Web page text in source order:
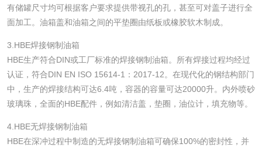
有储罐尺寸均可根据客户要求提供带视孔的孔，甚至可对盖子进行全
面加工。油箱盖和油箱之间的平垫圈由纸板或橡胶软木制成。
3.HBE焊接钢制油箱
HBE生产符合DIN或工厂标准的焊接钢制油箱。所有焊接过程均经过
认证，符合DIN EN ISO 15614-1：2017-12。在现代化的钢结构部门
中，生产的焊接结构可达6.4吨，容器的容量可达20000升。内外喷砂
玻璃珠，全面的HBE配件，例如清洁盖，垫圈，油位计，填充物等。
4.HBE无焊接钢制油箱
HBE在深冲过程中制造的无焊接钢制油箱可确保100%的密封性，并